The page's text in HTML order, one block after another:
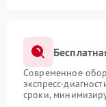
Современное
экспресс-
сроки,